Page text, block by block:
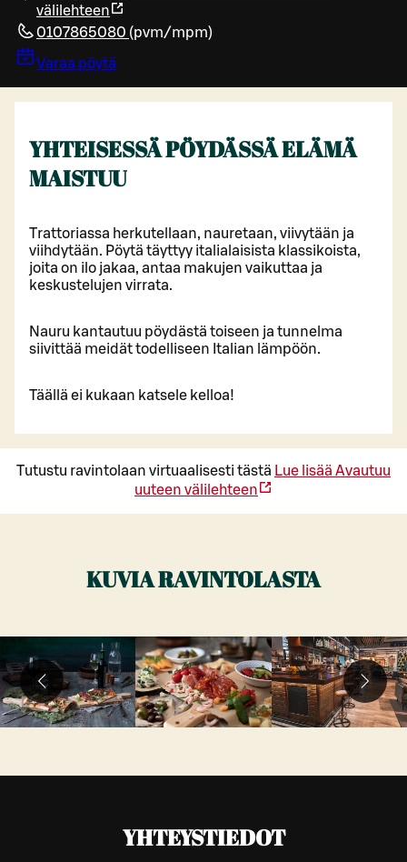
välilehteen
0107865080 (pvm/mpm)
Varaa pöytä
YHTEISESSÄ PÖYDÄSSÄ ELÄMÄ
MAISTUU
Trattoriassa herkutellaan, nauretaan, viivytään ja
viihdytään. Pöytä täyttyy italialaisista klassikoista,
joita on ilo jakaa, antaa makujen vaikuttaa ja
keskustelujen virrata.
Nauru kantautuu pöydästä toiseen ja tunnelma
siivittää meidät todelliseen Italian lämpöön.
Täällä ei kukaan katsele kelloa!
Tutustu ravintolaan virtuaalisesti tästä Lue lisää Avautuu
uuteen välilehteen
KUVIA RAVINTOLASTA
YHTEYSTIEDOT